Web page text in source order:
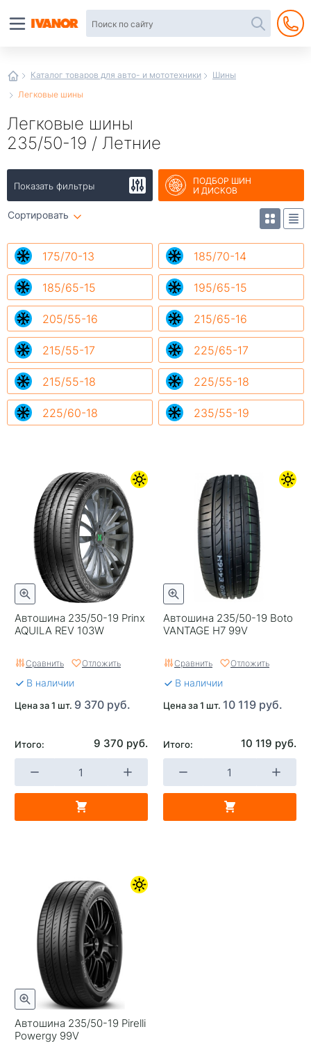
Каталог товаров для авто- и мототехники
Шины
Легковые шины
Легковые шины
235/50-19 / Летние
Показать фильтры
ПОДБОР ШИН
И ДИСКОВ
Сортировать
175/70-13 185/70-14
185/65-15 195/65-15
205/55-16 215/65-16
215/55-17 225/65-17
215/55-18 225/55-18
225/60-18 235/55-19
Автошина 235/50-19 Prinx
AQUILA REV 103W
Сравнить Отложить
В наличии
Цена за 1 шт. 9 370 руб.
Итого: 9 370 руб.
Автошина 235/50-19 Boto
VANTAGE H7 99V
Сравнить Отложить
В наличии
Цена за 1 шт. 10 119 руб.
Итого: 10 119 руб.
Автошина 235/50-19 Pirelli
Powergy 99V
интернет-